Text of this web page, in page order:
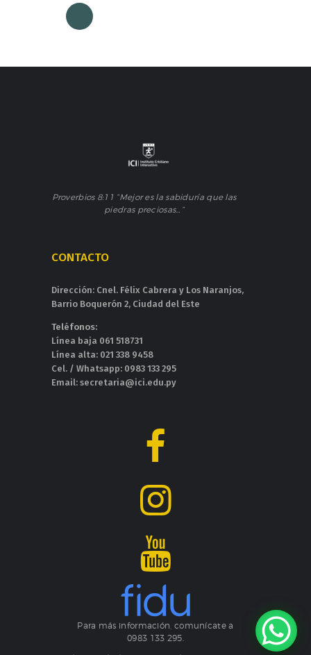
Proverbios 8:11 “Mejor es la sabiduría que las
piedras preciosas…”
CONTACTO
Dirección: Cnel. Félix Cabrera y Los Naranjos,
Barrio Boquerón 2, Ciudad del Este
Teléfonos:
Línea baja 061 518731
Línea alta: 021 338 9458
Cel. / Whatsapp: 0983 133 295
Email: secretaria@ici.edu.py
Para más información, comunícate a
0983 133 295.